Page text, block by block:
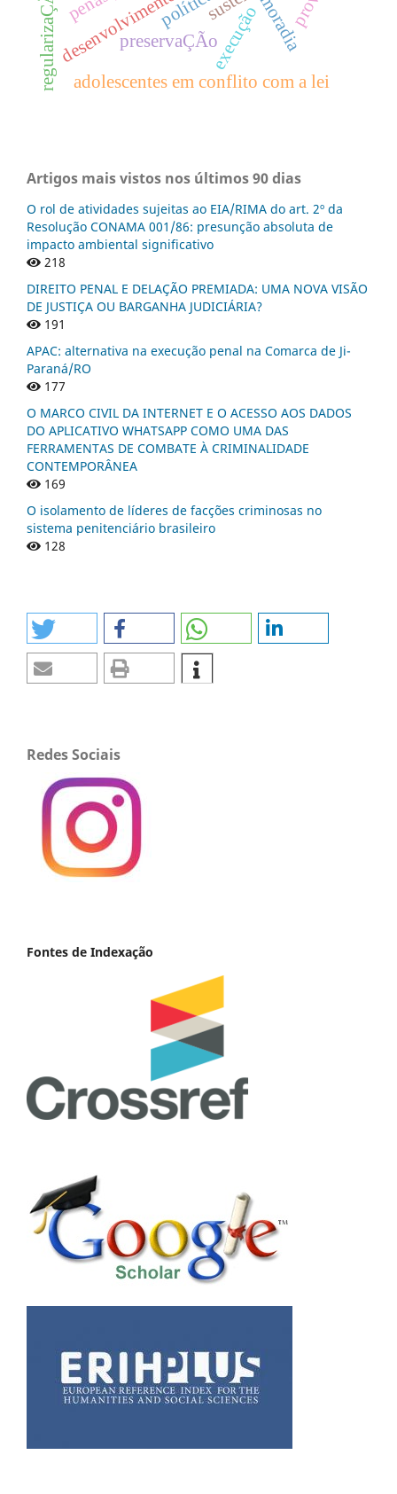
preservaÇÃo moradia
adolescentes em conflito com a lei
execução
Artigos mais vistos nos últimos 90 dias
O rol de atividades sujeitas ao EIA/RIMA do art. 2º da
Resolução CONAMA 001/86: presunção absoluta de
impacto ambiental significativo
218
DIREITO PENAL E DELAÇÃO PREMIADA: UMA NOVA VISÃO
DE JUSTIÇA OU BARGANHA JUDICIÁRIA?
191
APAC: alternativa na execução penal na Comarca de Ji-
Paraná/RO
177
O MARCO CIVIL DA INTERNET E O ACESSO AOS DADOS
DO APLICATIVO WHATSAPP COMO UMA DAS
FERRAMENTAS DE COMBATE À CRIMINALIDADE
CONTEMPORÂNEA
169
O isolamento de líderes de facções criminosas no
sistema penitenciário brasileiro
128
Redes Sociais
Fontes de Indexação